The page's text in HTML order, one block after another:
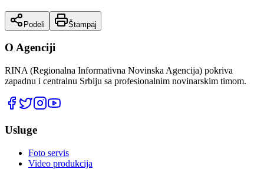
Podeli Štampaj
O Agenciji
RINA (Regionalna Informativna Novinska Agencija) pokriva
zapadnu i centralnu Srbiju sa profesionalnim novinarskim timom.
Usluge
Foto servis
Video produkcija